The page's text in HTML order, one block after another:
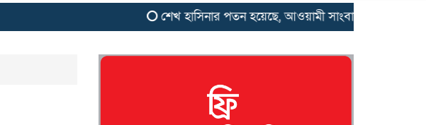
শেখ হাসিনার পতন হয়েছে, আওয়ামী সাংবাদিক-বুদ্ধিজীবীদের